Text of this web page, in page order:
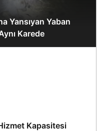
Yansıyan Yaban
Karede
Hizmet Kapasitesi